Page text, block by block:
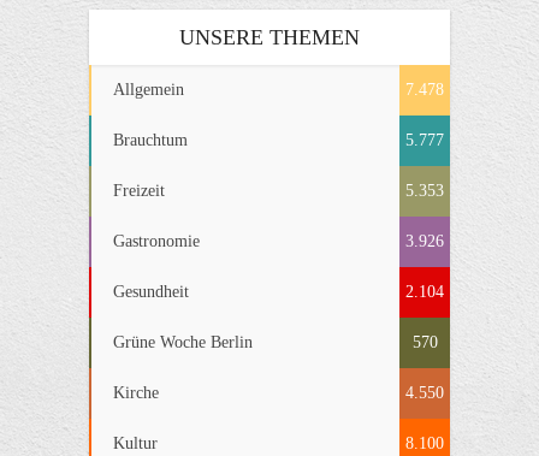
UNSERE THEMEN
Allgemein 7.478
Brauchtum 5.777
Freizeit 5.353
Gastronomie 3.926
Gesundheit 2.104
Grüne Woche Berlin 570
Kirche 4.550
Kultur 8.100